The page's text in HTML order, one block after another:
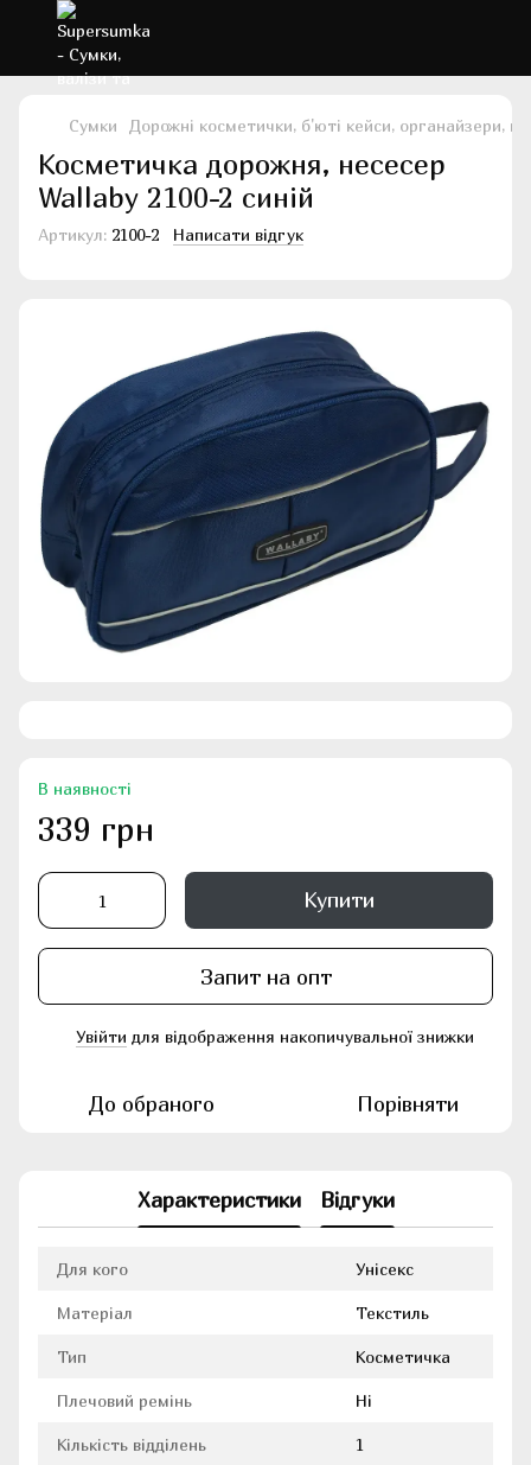
Сумки Дорожні косметички, б'юті кейси, органайзери,
Косметичка дорожня, несесер
Wallaby 2100-2 синій
Артикул: 2100-2 Написати відгук
В наявності
339 грн
Купити
Запит на опт
Увійти для відображення накопичувальної знижки
До обраного Порівняти
Характеристики Відгуки
Для кого Унісекс
Матеріал Текстиль
Тип Косметичка
Плечовий ремінь Ні
Кількість відділень 1